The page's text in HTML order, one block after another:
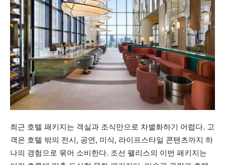
최근 호텔 패키지는 객실과 조식만으로 차별화하기 어렵다. 고
객은 호텔 밖의 전시, 공연, 미식, 라이프스타일 콘텐츠까지 하
나의 경험으로 묶어 소비한다. 조선 팰리스의 이번 패키지는